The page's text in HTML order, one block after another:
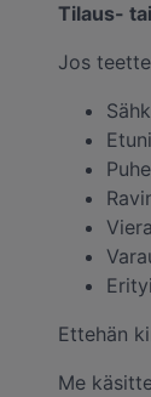
Tilaus-
Jos
Ettehän
Me